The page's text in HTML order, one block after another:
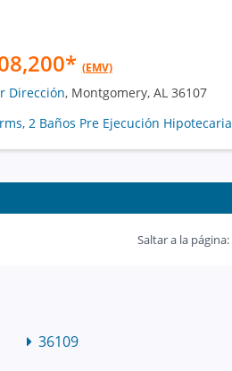
* (EMV)
Dirección, Montgomery, AL 36107
2 Baños Pre Ejecución Hipotecaria
Saltar a la página:
36109